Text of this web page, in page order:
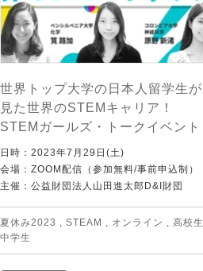
世界トップ大学の日本人留学生が
見た世界のSTEMキャリア！
STEMガールズ・トークイベント
日時：2023年7月29日(土)
会場：ZOOM配信（参加無料/事前申込制）
主催：公益財団法人山田進太郎D&I財団
夏休み2023 , STEAM , オンライン , 高校生
中学生